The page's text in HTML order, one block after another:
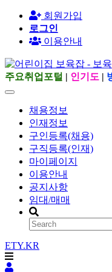
회원가입
로그인
이용안내
주요취업포털 | 인기도 |
채용정보
인재정보
구인등록(채용)
구직등록(인재)
마이페이지
이용안내
공지사항
임대/매매
ETY.KR